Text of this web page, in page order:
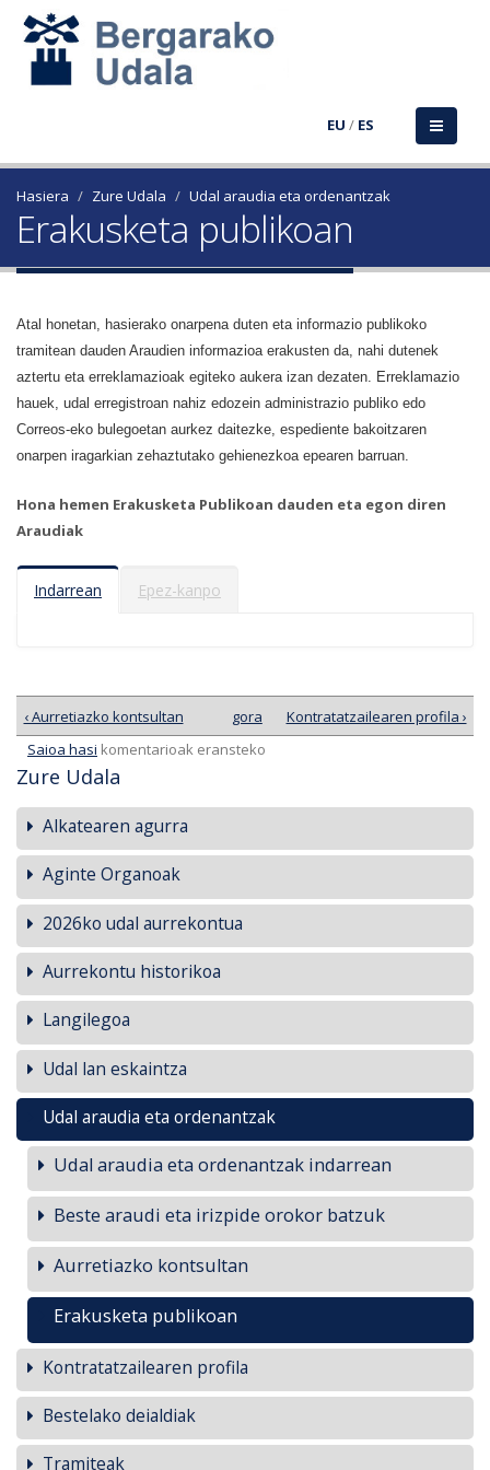
EU / ES
Hasiera Zure Udala Udal araudia eta ordenantzak
Erakusketa publikoan
Atal honetan, hasierako onarpena duten eta informazio publikoko
tramitean dauden Araudien informazioa erakusten da, nahi dutenek
aztertu eta erreklamazioak egiteko aukera izan dezaten. Erreklamazio
hauek, udal erregistroan nahiz edozein administrazio publiko edo
Correos-eko bulegoetan aurkez daitezke, espediente bakoitzaren
onarpen iragarkian zehaztutako gehienezkoa epearen barruan.
Hona hemen Erakusketa Publikoan dauden eta egon diren
Araudiak
Indarrean Epez-kanpo
‹ Aurretiazko kontsultan gora
Kontratatzailearen profila ›
Saioa hasi komentarioak eransteko
Zure Udala
Alkatearen agurra
Aginte Organoak
2026ko udal aurrekontua
Aurrekontu historikoa
Langilegoa
Udal lan eskaintza
Udal araudia eta ordenantzak
Udal araudia eta ordenantzak indarrean
Beste araudi eta irizpide orokor batzuk
Aurretiazko kontsultan
Erakusketa publikoan
Kontratatzailearen profila
Bestelako deialdiak
Tramiteak